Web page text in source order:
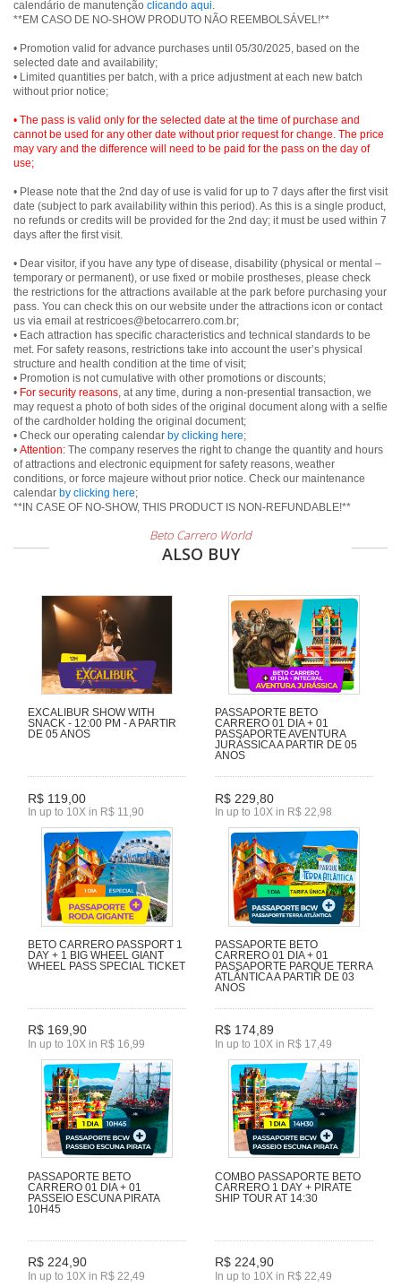
calendário de manutenção clicando aqui.
• Promotion valid for advance purchases until 05/30/2025, based on the
selected date and availability;
• Limited quantities per batch, with a price adjustment at each new batch
without prior notice;
• The pass is valid only for the selected date at the time of purchase and
cannot be used for any other date without prior request for change. The price
may vary and the difference will need to be paid for the pass on the day of
use;
• Please note that the 2nd day of use is valid for up to 7 days after the first visit
date (subject to park availability within this period). As this is a single product,
no refunds or credits will be provided for the 2nd day; it must be used within 7
days after the first visit.
• Dear visitor, if you have any type of disease, disability (physical or mental –
temporary or permanent), or use fixed or mobile prostheses, please check
the restrictions for the attractions available at the park before purchasing your
pass. You can check this on our website under the attractions icon or contact
us via email at restricoes@betocarrero.com.br;
• Each attraction has specific characteristics and technical standards to be
met. For safety reasons, restrictions take into account the user’s physical
structure and health condition at the time of visit;
• Promotion is not cumulative with other promotions or discounts;
• For security reasons, at any time, during a non-presential transaction, we
may request a photo of both sides of the original document along with a selfie
of the cardholder holding the original document;
• Check our operating calendar by clicking here;
• Attention: The company reserves the right to change the quantity and hours
of attractions and electronic equipment for safety reasons, weather
conditions, or force majeure without prior notice. Check our maintenance
calendar by clicking here;
**IN CASE OF NO-SHOW, THIS PRODUCT IS NON-REFUNDABLE!**
Beto Carrero World
ALSO BUY
EXCALIBUR SHOW WITH
SNACK - 12:00 PM - A PARTIR
DE 05 ANOS
R$ 119,00
In up to 10X in R$ 11,90
PASSAPORTE BETO
CARRERO 01 DIA + 01
PASSAPORTE AVENTURA
JURÁSSICA A PARTIR DE 05
ANOS
R$ 229,80
In up to 10X in R$ 22,98
BETO CARRERO PASSPORT 1
DAY + 1 BIG WHEEL GIANT
WHEEL PASS SPECIAL TICKET
R$ 169,90
In up to 10X in R$ 16,99
PASSAPORTE BETO
CARRERO 01 DIA + 01
PASSAPORTE PARQUE TERRA
ATLÂNTICA A PARTIR DE 03
ANOS
R$ 174,89
In up to 10X in R$ 17,49
PASSAPORTE BETO
CARRERO 01 DIA + 01
PASSEIO ESCUNA PIRATA
10H45
R$ 224,90
In up to 10X in R$ 22,49
COMBO PASSAPORTE BETO
CARRERO 1 DAY + PIRATE
SHIP TOUR AT 14:30
R$ 224,90
In up to 10X in R$ 22,49